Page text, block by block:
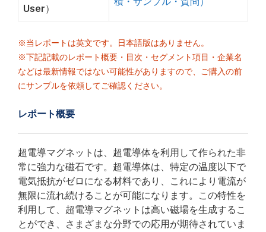
User）
※当レポートは英文です。日本語版はありません。
※下記記載のレポート概要・目次・セグメント項目・企業名
などは最新情報ではない可能性がありますので、ご購入の前
にサンプルを依頼してご確認ください。
レポート概要
超電導マグネットは、超電導体を利用して作られた非
常に強力な磁石です。超電導体は、特定の温度以下で
電気抵抗がゼロになる材料であり、これにより電流が
無限に流れ続けることが可能になります。この特性を
利用して、超電導マグネットは高い磁場を生成するこ
とができ、さまざまな分野での応用が期待されていま